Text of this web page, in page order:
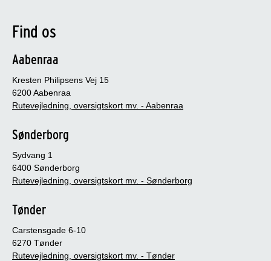
Find os
Aabenraa
Kresten Philipsens Vej 15
6200 Aabenraa
Rutevejledning, oversigtskort mv. - Aabenraa
Sønderborg
Sydvang 1
6400 Sønderborg
Rutevejledning, oversigtskort mv. - Sønderborg
Tønder
Carstensgade 6-10
6270 Tønder
Rutevejledning, oversigtskort mv. - Tønder